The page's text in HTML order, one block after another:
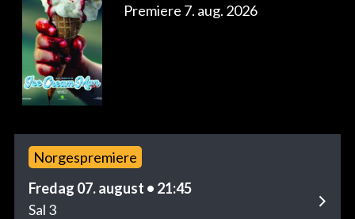
Premiere 7. aug. 2026
Norgespremiere
Fredag 07. august • 21:45
Sal 3